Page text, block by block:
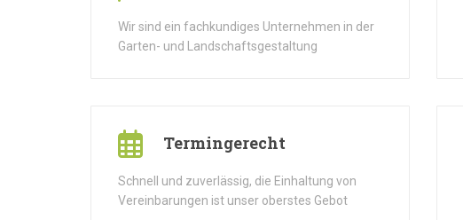
Wir sind ein fachkundiges Unternehmen in der
Garten- und Landschaftsgestaltung
Termingerecht
Schnell und zuverlässig, die Einhaltung von
Vereinbarungen ist unser oberstes Gebot